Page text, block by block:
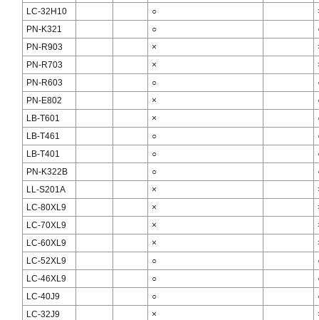
LC-32H10
○
PN-K321
○
PN-R903
×
PN-R703
×
PN-R603
○
PN-E802
×
LB-T601
×
LB-T461
○
LB-T401
○
PN-K322B
○
LL-S201A
×
LC-80XL9
×
LC-70XL9
×
LC-60XL9
×
LC-52XL9
○
LC-46XL9
○
LC-40J9
○
LC-32J9
×